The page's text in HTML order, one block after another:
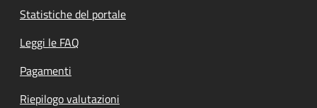
Statistiche del portale
Leggi le FAQ
Pagamenti
Riepilogo valutazioni